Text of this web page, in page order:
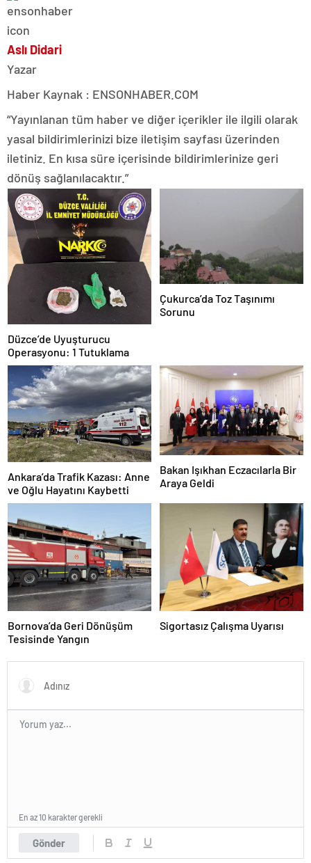
Aslı Didari
Yazar
Haber Kaynak : ENSONHABER.COM
“Yayınlanan tüm haber ve diğer içerikler ile ilgili olarak
yasal bildirimlerinizi bize iletişim sayfası üzerinden
iletiniz. En kısa süre içerisinde bildirimlerinize geri
dönüş sağlanılacaktır.”
Düzce’de Uyuşturucu
Operasyonu: 1 Tutuklama
Çukurca’da Toz Taşınımı
Sorunu
Ankara’da Trafik Kazası: Anne
ve Oğlu Hayatını Kaybetti
Bakan Işıkhan Eczacılarla Bir
Araya Geldi
Bornova’da Geri Dönüşüm
Tesisinde Yangın
Sigortasız Çalışma Uyarısı
Gönder
En az 10 karakter gerekli